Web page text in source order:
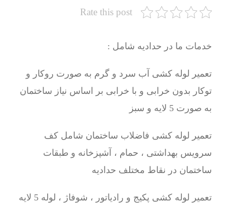
Rate this post
خدمات ما در حدادیه شامل :
تعمیر لوله کشی آب سرد و گرم به صورت روکار و
توکار بدون خرابی و با خرابی بر اساس نیاز ساختمان
به صورت 5 لایه و سبز
تعمیر لوله کشی فاضلاب ساختمان شامل کف
سرویس بهداشتی ، حمام ، آشپزخانه و طبقات
ساختمان در نقاط مختلف حدادیه
تعمیر لوله کشی پکیج و رادیاتور ، شوفاژ ، لوله 5 لایه